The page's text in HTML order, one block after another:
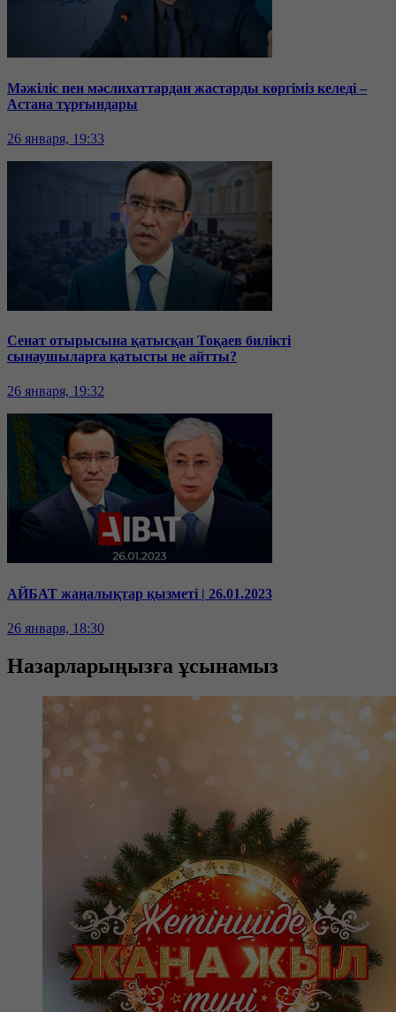
Мәжіліс пен мәслихаттардан жастарды көргіміз келеді –
Астана тұрғындары
26 января, 19:33
Сенат отырысына қатысқан Тоқаев билікті
сынаушыларға қатысты не айтты?
26 января, 19:32
АЙБАТ жаңалықтар қызметі | 26.01.2023
26 января, 18:30
Назарларыңызға ұсынамыз